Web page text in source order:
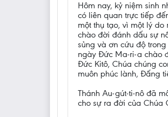
Hôm nay, kỷ niệm sinh
có liên quan trực tiếp
một thụ tạo, vì một lý
chào đời đánh dấu sự
sủng và ơn cứu độ
ngày Đức Ma-ri-a chào
Đức Kitô, Chúa chúng
muôn phúc lành, Đấng
Thánh Au-gút-ti-nô đã
cho sự ra đời của Chúa